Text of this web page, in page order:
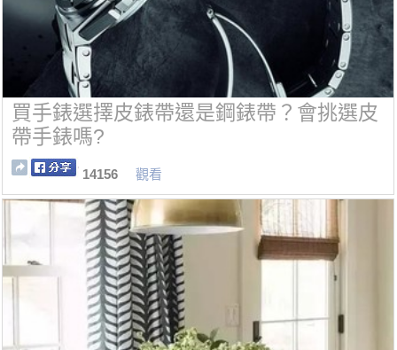
買手錶選擇皮錶帶還是鋼錶帶？會挑選皮
帶手錶嗎?
14156 觀看